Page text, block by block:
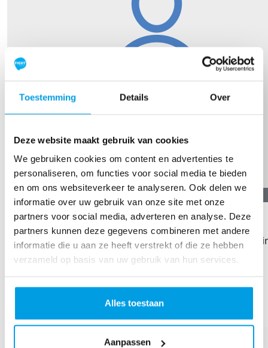
Toestemming Details Over
Deze website maakt gebruik van cookies
We gebruiken cookies om content en advertenties te
personaliseren, om functies voor social media te bieden
en om ons websiteverkeer te analyseren. Ook delen we
informatie over uw gebruik van onze site met onze
partners voor social media, adverteren en analyse. Deze
partners kunnen deze gegevens combineren met andere
informatie die u aan ze heeft verstrekt of die ze hebben
verzameld op basis van uw gebruik van hun services.
Alles toestaan
Aanpassen
31,19
Anka En John Mertens
Zet hem op Ward. We zijn sowieso megatrots op je!
swim. Danoontjr powerrrrr!!
Our Team Members